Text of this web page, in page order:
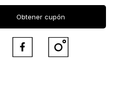
Obtener cupón
 